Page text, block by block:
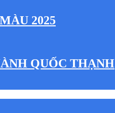
2025
QUỐC THẠNH